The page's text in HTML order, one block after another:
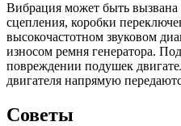
Вибрация может быть
сцепления, коробки
высокочастотном звуковом
износом ремня генератора.
повреждении подушек
двигателя напрямую
Советы